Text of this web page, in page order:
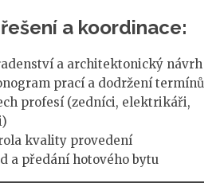
a koordinace:
a architektonický návrh
prací a dodržení termínů
profesí (zedníci, elektrikáři,
kvality provedení
a předání hotového bytu